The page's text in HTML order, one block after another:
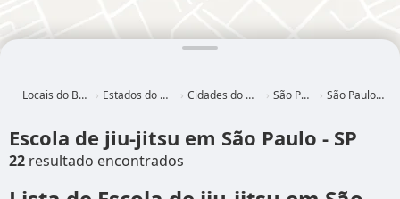
Locais do Brasil Estados do Brasil Cidades do Brasil São Paulo São Paulo - SP
Escola de jiu-jitsu em São Paulo - SP
22 resultado encontrados